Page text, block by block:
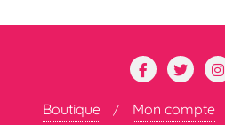
Boutique Mon compte